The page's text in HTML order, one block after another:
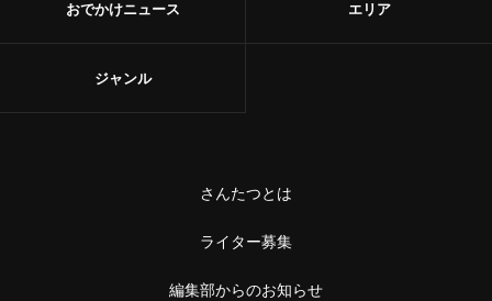
おでかけニュース エリア
ジャンル
さんたつとは
ライター募集
編集部からのお知らせ